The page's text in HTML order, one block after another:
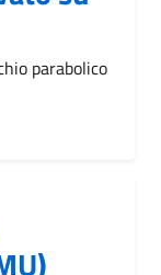
parabolico